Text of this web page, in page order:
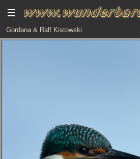
Gordana & Ralf Kistowski